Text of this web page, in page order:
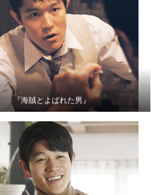
『海賊とよばれた男』